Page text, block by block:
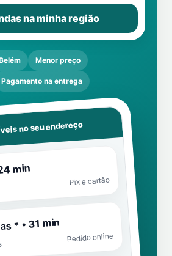
na minha região
Menor preço
Pagamento na entrega
no seu endereço
min
Pix e cartão
* • 31 min
Pedido online